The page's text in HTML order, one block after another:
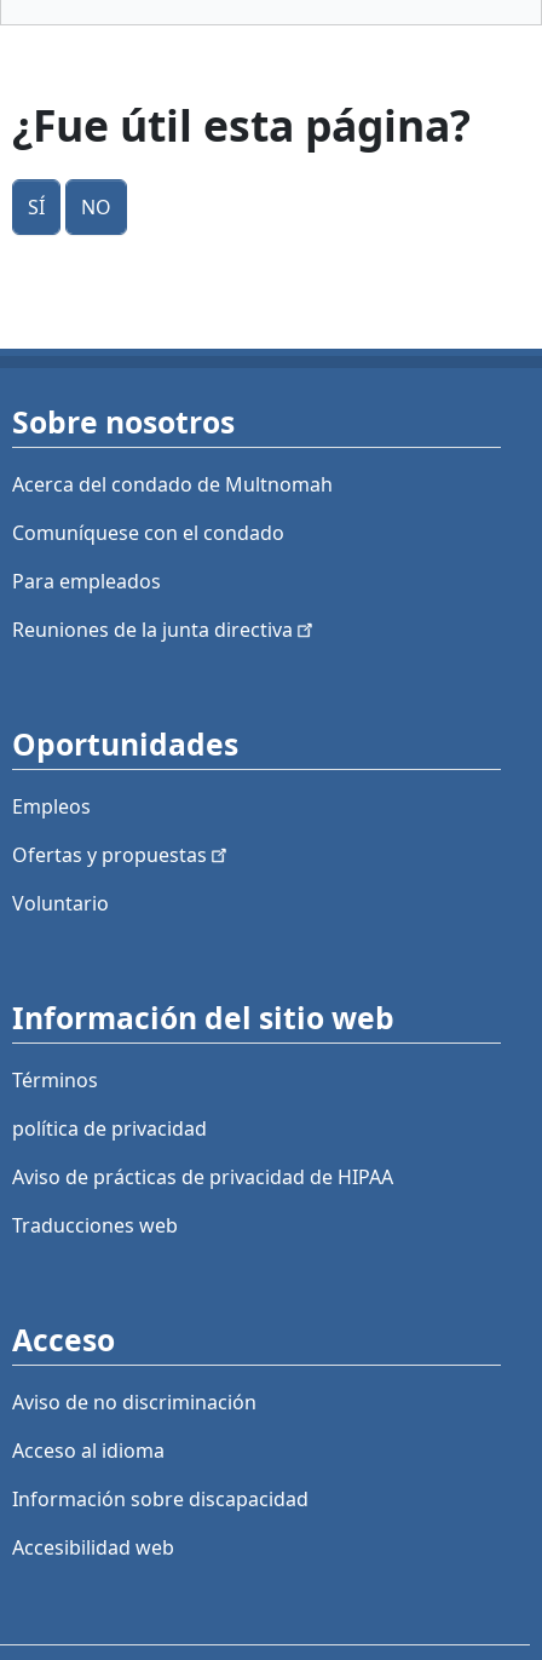
¿Fue útil esta página?
Sí No
Sobre nosotros
Acerca del condado de Multnomah
Comuníquese con el condado
Para empleados
Reuniones de la junta directiva
Oportunidades
Empleos
Ofertas y propuestas
Voluntario
Información del sitio web
Términos
política de privacidad
Aviso de prácticas de privacidad de HIPAA
Traducciones web
Acceso
Aviso de no discriminación
Acceso al idioma
Información sobre discapacidad
Accesibilidad web